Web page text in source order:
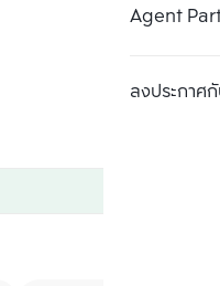
Agent
ลงประกาศกั